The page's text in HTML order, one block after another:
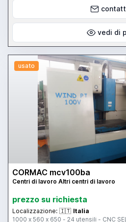
vedi di
usato
CORMAC mcv100ba
Centri di lavoro Altri centri di lavoro
prezzo su richiesta
Localizzazione: 🇮🇹 Italia
1000 x 560 x 650 - 24 utensili - CNC